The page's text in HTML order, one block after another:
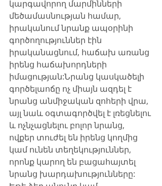
կարգավորող մարմինների
մեծամասնության համար,
իրականում նրանք ապօրինի
գործողություններ էին
իրականացնում, հաճախ առանց
իրենց հաճախորդների
իմացության:Նրանց կասկածելի
գործելաոճը ոչ միայն ազդել է
նրանց անմիջական զոհերի վրա,
այլ նաև օգտագործվել է լռեցնելու
և ոչնչացնելու բոլոր նրանց,
ովքեր տուժել են իրենց կողմից
կամ ունեն տեղեկություններ,
որոնք կարող են բացահայտել
նրանց խարդախությունները:​